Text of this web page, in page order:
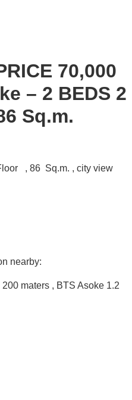
70,000
– 2 BEDS 2
Sq.m.
, 86 Sq.m. , city view
nearby:
maters , BTS Asoke 1.2